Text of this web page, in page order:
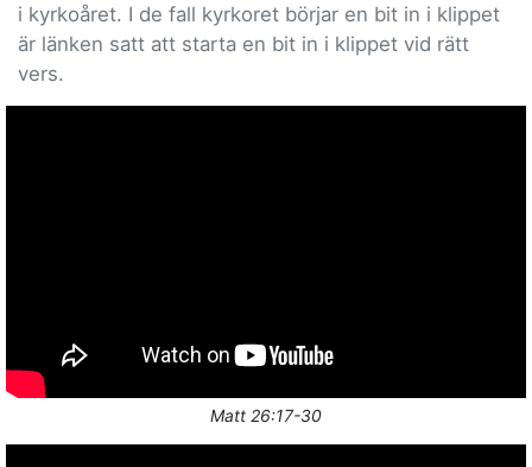
i kyrkoåret. I de fall kyrkoret börjar en bit in i klippet
är länken satt att starta en bit in i klippet vid rätt
vers.
Matt 26:17-30